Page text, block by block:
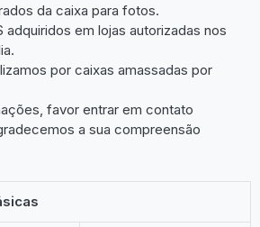
da caixa para fotos.
adquiridos em lojas autorizadas nos
por caixas amassadas por
favor entrar em contato
a sua compreensão